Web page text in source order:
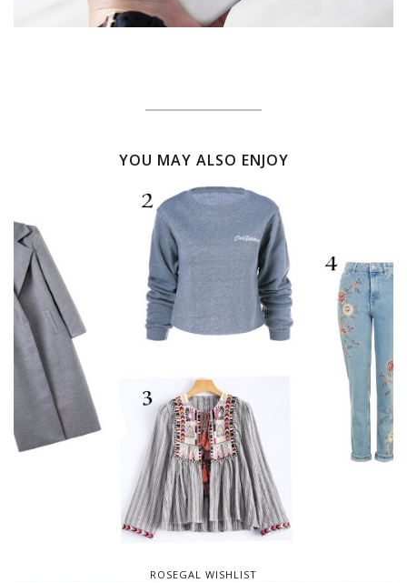
YOU MAY ALSO ENJOY
ROSEGAL WISHLIST